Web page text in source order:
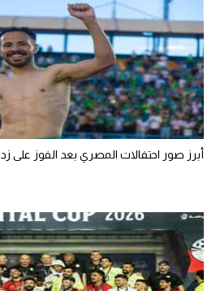
أبرز صور احتفالات المصري بعد الفوز على زد